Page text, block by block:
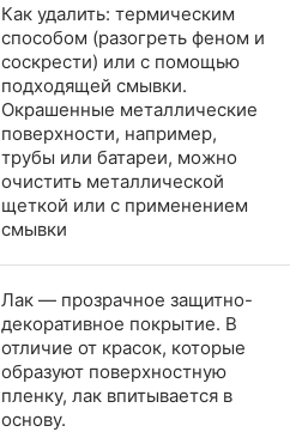
Как удалить: термическим
способом (разогреть феном и
соскрести) или с помощью
подходящей смывки.
Окрашенные металлические
поверхности, например,
трубы или батареи, можно
очистить металлической
щеткой или с применением
смывки
Лак — прозрачное защитно-
декоративное покрытие. В
отличие от красок, которые
образуют поверхностную
пленку, лак впитывается в
основу.